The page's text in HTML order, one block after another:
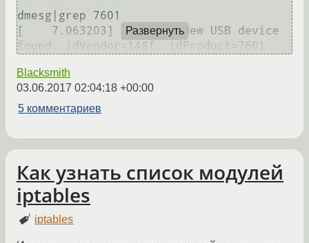
dmesg|grep 7601
[    7.063203] usb 1-1: New USB device
Развернуть
Blacksmith
03.06.2017 02:04:18 +00:00
5 комментариев
Как узнать список модулей
iptables
iptables